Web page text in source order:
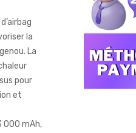
la
La
pour
et
000 mAh,